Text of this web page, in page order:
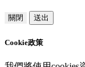
關閉 送出
Cookie政策